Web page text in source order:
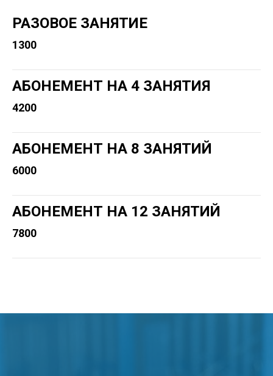
РАЗОВОЕ ЗАНЯТИЕ
1300
АБОНЕМЕНТ НА 4 ЗАНЯТИЯ
4200
АБОНЕМЕНТ НА 8 ЗАНЯТИЙ
6000
АБОНЕМЕНТ НА 12 ЗАНЯТИЙ
7800